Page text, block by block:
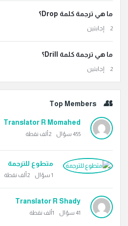
ما هي ترجمة كلمة Drop؟
‫2 إجابتين
ما هي ترجمة كلمة Drill؟
‫2 إجابتين
Top Members
Translator R Momahed
455 سؤال 2ألف نقطة
متطوع للترجمة
1 سؤال 2ألف نقطة
Translator R Shady
41 سؤال 1ألف نقطة